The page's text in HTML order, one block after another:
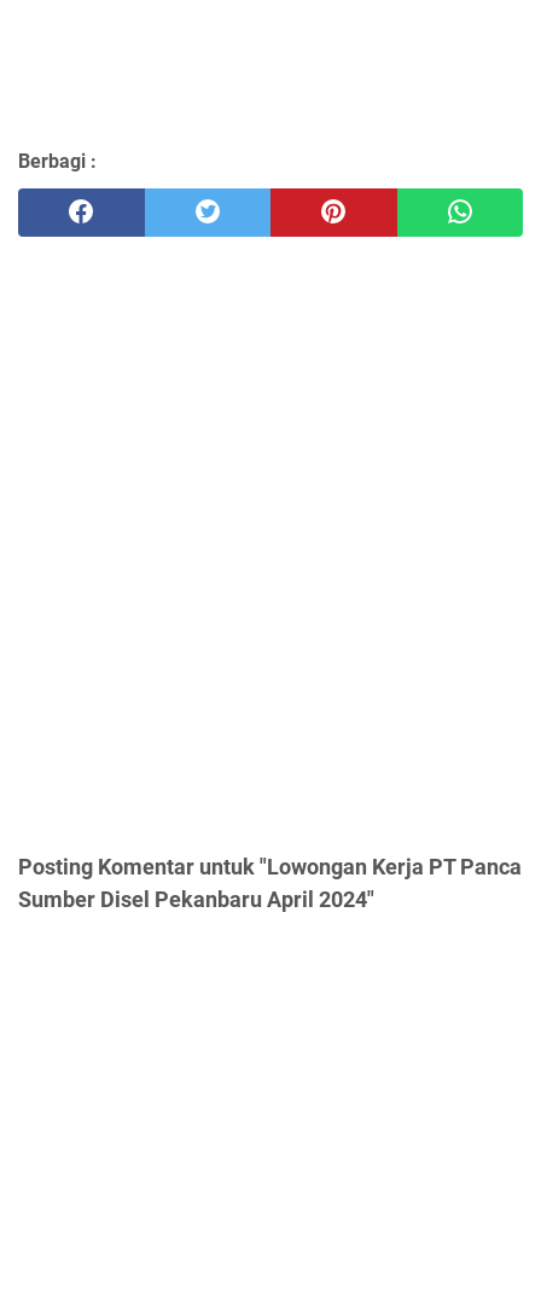
Berbagi :
Posting Komentar untuk "Lowongan Kerja PT Panca
Sumber Disel Pekanbaru April 2024"